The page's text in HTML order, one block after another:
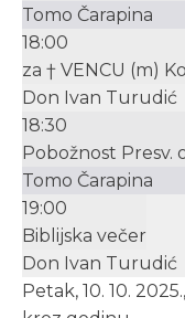
Tomo Čarapina
18:00
za † VENCU (m)
Don Ivan Turudić
18:30
Pobožnost Presv.
Tomo Čarapina
19:00
Biblijska večer
Don Ivan Turudić
Petak, 10. 10.